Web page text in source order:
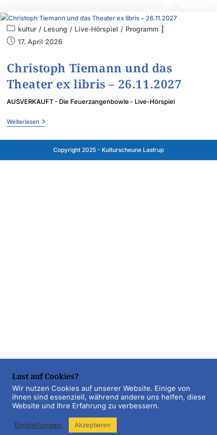
kultur / Lesung / Live-Hörspiel / Programm
17. April 2026
Christoph Tiemann und das
Theater ex libris – 26.11.2027
AUSVERKAUFT - Die Feuerzangenbowle - Live-Hörspiel
Weiterlesen
Copyright 2025 - Kulturscheune Lastrup
Lust auf Cookies?
Wir nutzen Cookies auf unserer Website. Einige von
ihnen sind essenziell, während andere uns helfen, diese
Website und Ihre Erfahrung zu verbessern.
Einstellungen Akzeptieren